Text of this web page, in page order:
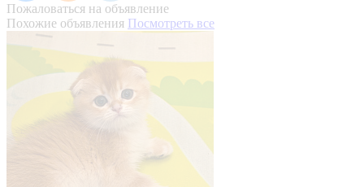
Пожаловаться на объявление
Похожие объявления Посмотреть все